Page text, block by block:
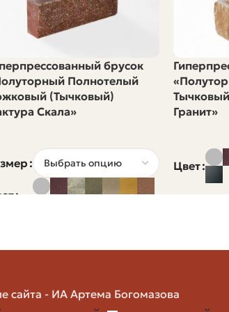
точный расчёт. Стандартно на
10 мм. Точный расход зависит от
неоднородны, запас лучше
средней площади без учета окон и
6480 шт
брусок
Полнотелый
(Тычковый)
Скала»
Гранит»
Цвет
сайта - ИА Артема Богомазова